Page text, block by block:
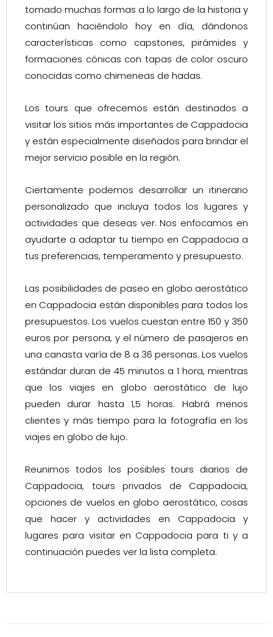
tomado muchas formas a lo largo de la historia y
continúan haciéndolo hoy en día, dándonos
características como capstones, pirámides y
formaciones cónicas con tapas de color oscuro
conocidas como chimeneas de hadas.
Los tours que ofrecemos están destinados a
visitar los sitios más importantes de Cappadocia
y están especialmente diseñados para brindar el
mejor servicio posible en la región.
Ciertamente podemos desarrollar un itinerario
personalizado que incluya todos los lugares y
actividades que deseas ver. Nos enfocamos en
ayudarte a adaptar tu tiempo en Cappadocia a
tus preferencias, temperamento y presupuesto.
Las posibilidades de paseo en globo aerostático
en Cappadocia están disponibles para todos los
presupuestos. Los vuelos cuestan entre 150 y 350
euros por persona, y el número de pasajeros en
una canasta varía de 8 a 36 personas. Los vuelos
estándar duran de 45 minutos a 1 hora, mientras
que los viajes en globo aerostático de lujo
pueden durar hasta 1,5 horas. Habrá menos
clientes y más tiempo para la fotografía en los
viajes en globo de lujo.
Reunimos todos los posibles tours diarios de
Cappadocia, tours privados de Cappadocia,
opciones de vuelos en globo aerostático, cosas
que hacer y actividades en Cappadocia y
lugares para visitar en Cappadocia para ti y a
continuación puedes ver la lista completa: